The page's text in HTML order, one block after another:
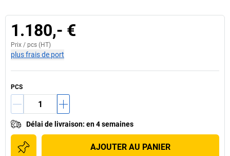
1.180,- €
Prix / pcs (HT)
plus frais de port
PCS
Délai de livraison: en 4 semaines
AJOUTER AU PANIER